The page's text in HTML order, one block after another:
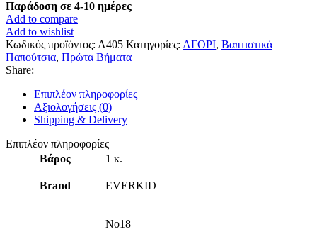
πρώτα
βήματα
ποσότητα
Παράδοση σε 4-10 ημέρες
Add to compare
Add to wishlist
Κωδικός προϊόντος: Α405 Κατηγορίες: ΑΓΟΡΙ, Βαπτιστικά
Παπούτσια, Πρώτα Βήματα
Share:
Επιπλέον πληροφορίες
Αξιολογήσεις (0)
Shipping & Delivery
Επιπλέον πληροφορίες
Βάρος
1 κ.
Brand EVERKID
Νο18